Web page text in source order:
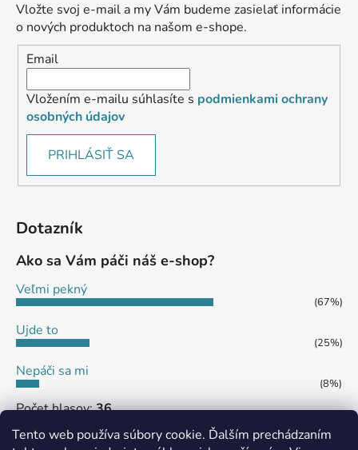
Tento web používa súbory cookie. Ďalším prechádzaním
Vložte svoj e-mail a my Vám budeme zasielať informácie
o nových produktoch na našom e-shope.
Email
Vložením e-mailu súhlasíte s podmienkami ochrany
osobných údajov
PRIHLÁSIŤ SA
Dotazník
Ako sa Vám páči náš e-shop?
Veľmi pekný
(67%)
Ujde to
(25%)
Nepáči sa mi
(8%)
Počet hlasov:36